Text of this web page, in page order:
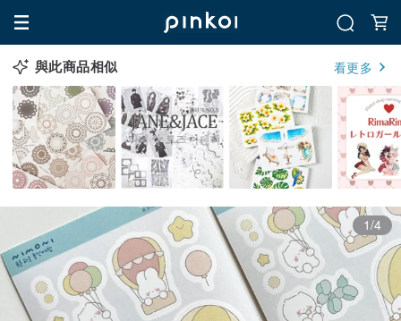
與此商品相似 看更多
1/4